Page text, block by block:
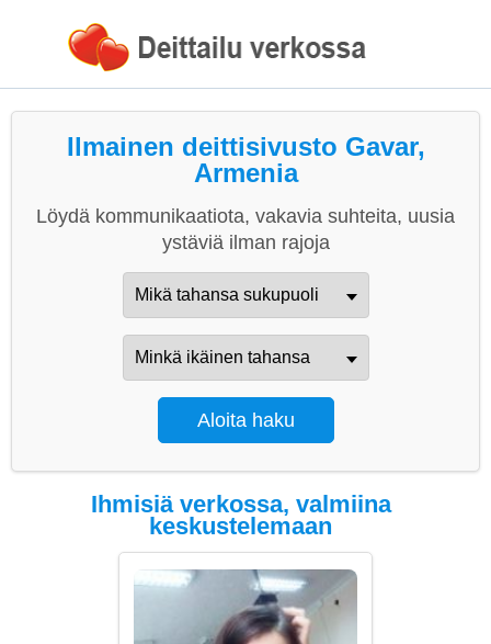
Ilmainen deittisivusto Gavar,
Armenia
Löydä kommunikaatiota, vakavia suhteita, uusia
ystäviä ilman rajoja
Ihmisiä verkossa, valmiina
keskustelemaan